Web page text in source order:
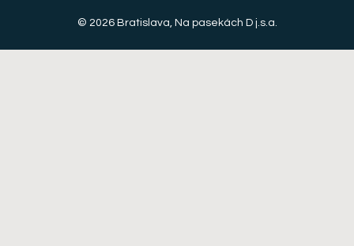
© 2026 Bratislava, Na pasekách D j.s.a.